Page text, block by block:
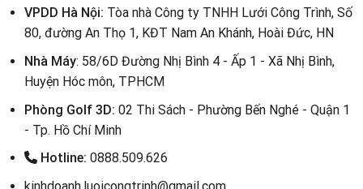
VPDD Hà Nội: Tòa nhà Công ty TNHH Lưới Công Trình, Số
80, đường An Thọ 1, KĐT Nam An Khánh, Hoài Đức, HN
Nhà Máy: 58/6D Đường Nhị Bình 4 - Ấp 1 - Xã Nhị Bình,
Huyện Hóc môn, TPHCM
Phòng Golf 3D:02 Thi Sách - Phường Bến Nghé - Quận 1
- Tp. Hồ Chí Minh
Hotline: 0888.509.626
kinhdoanh.luoicongtrinh@gmail.com